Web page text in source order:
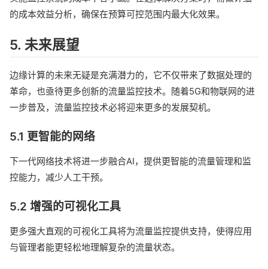
的成本效益分析，确保在预算可控范围内最大化效果。
5. 未来展望
边缘计算的未来无疑是充满潜力的，它不仅带来了数据处理的
革命，也亟待更多创新的流量监控技术。随着5G和物联网的进
一步普及，流量监控技术必将迎来更多的发展契机。
5.1 更智能的网络
下一代网络技术将进一步融合AI，提供更智能的流量管理和监
控能力，减少人工干预。
5.2 增强的可视化工具
更多强大直观的可视化工具将为流量监控提供支持，使得应用
与管理者能更轻松地理解复杂的流量状态。